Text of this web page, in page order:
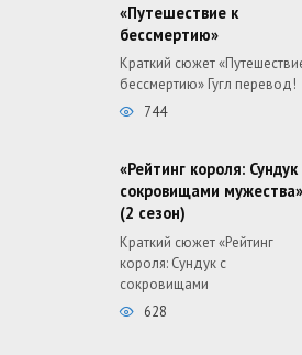
«Путешествие к
бессмертию»
Краткий сюжет
бессмертию» Гугл перевод!
744
«Рейтинг короля: Сундук
сокровищами мужества»
(2 сезон)
Краткий сюжет «Рейтинг
короля: Сундук с
сокровищами
628